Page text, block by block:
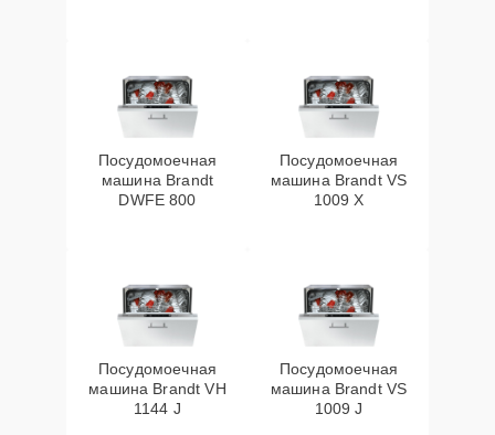
Посудомоечная
машина Brandt
DWFE 800
Посудомоечная
машина Brandt VS
1009 X
Посудомоечная
машина Brandt VH
1144 J
Посудомоечная
машина Brandt VS
1009 J